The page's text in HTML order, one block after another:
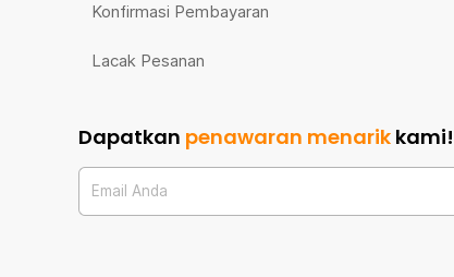
Konfirmasi Pembayaran
Lacak Pesanan
Dapatkan penawaran menarik kami!
Email Anda